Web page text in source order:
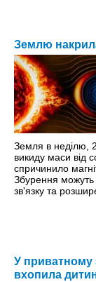
Землю
Земля в неділю,
викиду маси від
спричинило
Збурення можуть
зв'язку та
У приватному
вхопила